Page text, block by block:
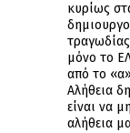
κυρίως
μόνο το
από το
Αλήθεια
είναι να
αλήθεια